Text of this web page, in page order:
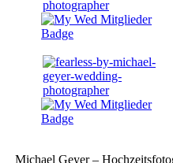
Michael Geyer –